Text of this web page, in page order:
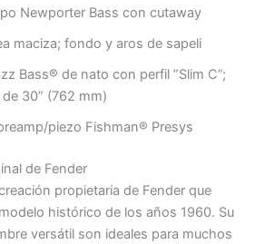
Newporter Bass con cutaway
maciza; fondo y aros de sapeli
Bass® de nato con perfil ”Slim C”;
30” (762 mm)
piezo Fishman® Presys
de Fender
propietaria de Fender que
histórico de los años 1960. Su
versátil son ideales para muchos